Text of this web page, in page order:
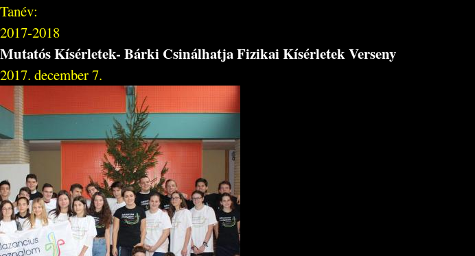
Tanév:
2017-2018
Mutatós Kísérletek- Bárki Csinálhatja Fizikai Kísérletek Verseny
2017. december 7.